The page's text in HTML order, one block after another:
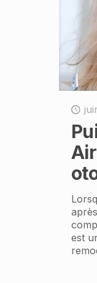
est